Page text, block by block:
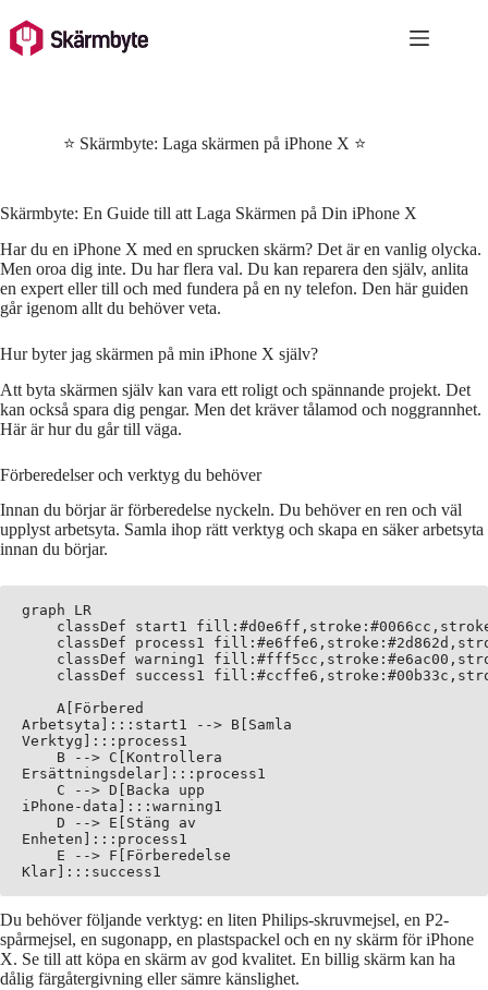
to
content
⭐ Skärmbyte: Laga skärmen på iPhone X ⭐
Skärmbyte: En Guide till att Laga Skärmen på Din iPhone X
Har du en iPhone X med en sprucken skärm? Det är en vanlig olycka.
Men oroa dig inte. Du har flera val. Du kan reparera den själv, anlita
en expert eller till och med fundera på en ny telefon. Den här guiden
går igenom allt du behöver veta.
Hur byter jag skärmen på min iPhone X själv?
Att byta skärmen själv kan vara ett roligt och spännande projekt. Det
kan också spara dig pengar. Men det kräver tålamod och noggrannhet.
Här är hur du går till väga.
Förberedelser och verktyg du behöver
Innan du börjar är förberedelse nyckeln. Du behöver en ren och väl
upplyst arbetsyta. Samla ihop rätt verktyg och skapa en säker arbetsyta
innan du börjar.
graph LR
classDef start1
classDef process1
classDef warning1
classDef success1
    A[Förbered
Arbetsyta]:::start1 --> B[Samla
Verktyg]:::process1
    B --> C[Kontrollera
Ersättningsdelar]:::process1
    C --> D[Backa upp
iPhone-data]:::warning1
    D --> E[Stäng av
Enheten]:::process1
    E --> F[Förberedelse
Du behöver följande verktyg: en liten Philips-skruvmejsel, en P2-
spårmejsel, en sugonapp, en plastspackel och en ny skärm för iPhone
X. Se till att köpa en skärm av god kvalitet. En billig skärm kan ha
dålig färgåtergivning eller sämre känslighet.